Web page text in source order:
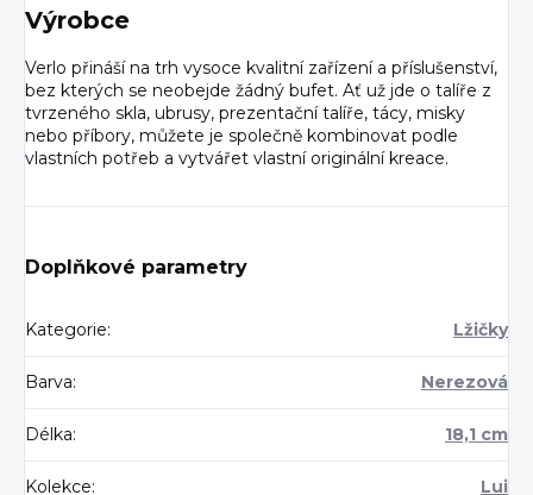
Výrobce
Verlo přináší na trh vysoce kvalitní zařízení a příslušenství,
bez kterých se neobejde žádný bufet. Ať už jde o talíře z
tvrzeného skla, ubrusy, prezentační talíře, tácy, misky
nebo příbory, můžete je společně kombinovat podle
vlastních potřeb a vytvářet vlastní originální kreace.
Doplňkové parametry
Kategorie: Lžičky
Barva: Nerezová
Délka: 18,1 cm
Kolekce: Lui